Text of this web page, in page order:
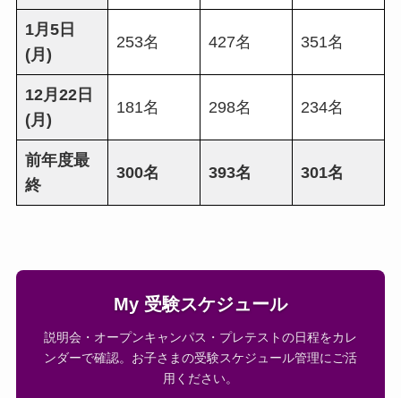
1月5日
(月)
253名 427名 351名
12月22日
(月)
181名 298名 234名
前年度最
終
300名 393名 301名
My 受験スケジュール
説明会・オープンキャンパス・プレテストの日程をカレ
ンダーで確認。お子さまの受験スケジュール管理にご活
用ください。